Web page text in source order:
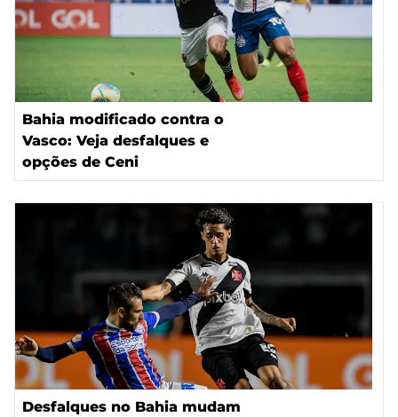
Bahia modificado contra o
Vasco: Veja desfalques e
opções de Ceni
Desfalques no Bahia mudam